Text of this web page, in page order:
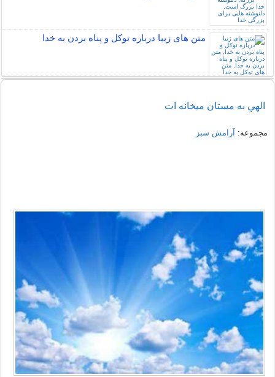
متن های زیبا درباره توکل و پناه بردن به خدا
الهي به مستان ميخانه ات
مجموعه: آرامش سبز